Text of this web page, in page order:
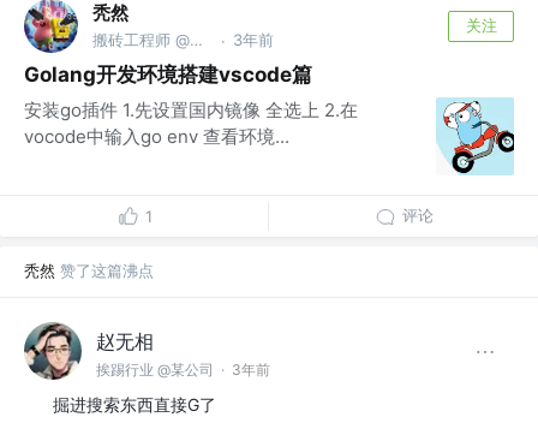
秃然
搬砖工程师 @数字游民 · 3年前
关注
Golang开发环境搭建vscode篇
安装go插件 1.先设置国内镜像 全选上 2.在
vocode中输入go env 查看环境...
1 评论
秃然 赞了这篇沸点
赵无相
挨踢行业 @某公司 · 3年前
掘进搜索东西直接G了